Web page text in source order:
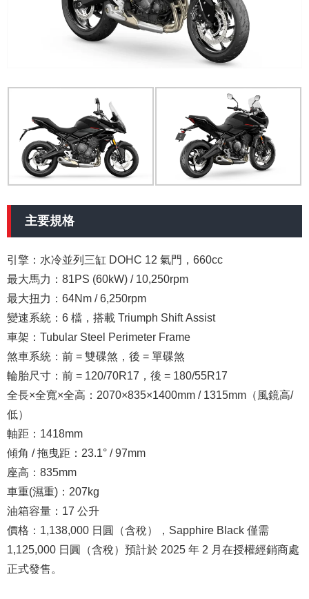
主要規格
引擎 ：水冷並列三缸 DOHC 12 氣門，660cc
最大馬力 ：81PS (60kW) / 10,250rpm
最大扭力 ：64Nm / 6,250rpm
變速系統 ：6 檔，搭載 Triumph Shift Assist
車架 ：Tubular Steel Perimeter Frame
煞車系統 ：前 = 雙碟煞，後 = 單碟煞
輪胎尺寸 ：前 = 120/70R17，後 = 180/55R17
全長×全寬×全高：2070×835×1400mm / 1315mm（風鏡高/
低）
軸距 ：1418mm
傾角 / 拖曳距 ：23.1° / 97mm
座高 ：835mm
車重(濕重) ：207kg
油箱容量 ：17 公升
價格 ：1,138,000 日圓（含稅），Sapphire Black 僅需
1,125,000 日圓（含稅）預計於 2025 年 2 月在授權經銷商處
正式發售。